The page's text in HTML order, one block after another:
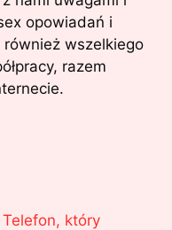
opowiadań i
również wszelkiego
razem
który